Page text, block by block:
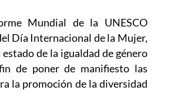
Mundial de la UNESCO
Día Internacional de la Mujer,
de la igualdad de género
de poner de manifiesto las
la promoción de la diversidad